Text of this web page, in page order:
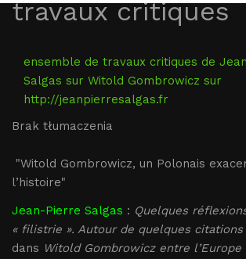
travaux critiques
ensemble de travaux critiques de
Salgas sur Witold Gombrowicz sur
http://jeanpierresalgas.fr
Brak tłumaczenia
"Witold Gombrowicz, un Polonais
l’histoire"
Jean-Pierre Salgas : Quelques
« filistrie ». Autour de quelques
dans Witold Gombrowicz entre l’Europe